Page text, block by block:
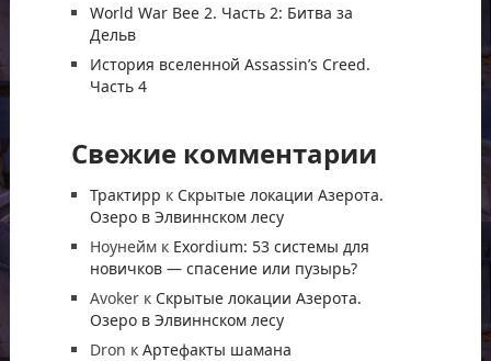
World War Bee 2. Часть 2: Битва за
Дельв
История вселенной Assassin’s Creed.
Часть 4
Свежие комментарии
Трактирр к Скрытые локации Азерота.
Озеро в Элвиннском лесу
Ноунейм к Exordium: 53 системы для
новичков — спасение или пузырь?
Avoker к Скрытые локации Азерота.
Озеро в Элвиннском лесу
Dron кАртефакты шамана